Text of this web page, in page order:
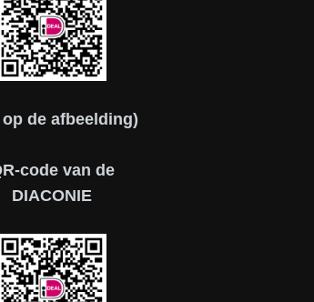
de afbeelding)
code van de
DIACONIE